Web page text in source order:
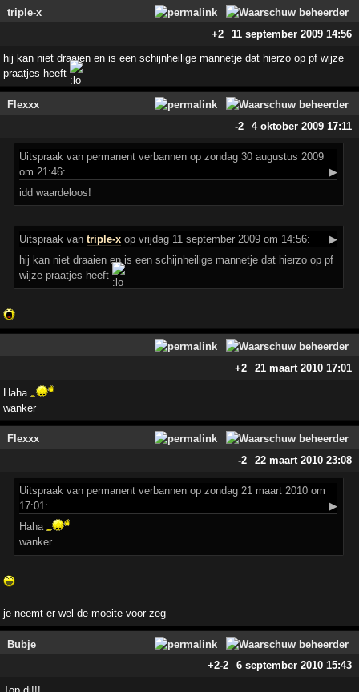
triple-x
+2
11 september 2009 14:56
hij kan niet draaien en is een schijnheilige mannetje dat hierzo op pf wijze
praatjes heeft
Flexxx
-2
4 oktober 2009 17:11
Uitspraak van permanent verbannen op zondag 30 augustus 2009
om 21:46:
▶
idd waardeloos!
Uitspraak vantriple-x op vrijdag 11 september 2009 om 14:56:
▶
hij kan niet draaien en is een schijnheilige mannetje dat hierzo op pf
wijze praatjes heeft
+2 21 maart 2010 17:01
Haha
wanker
Flexxx
-2
22 maart 2010 23:08
Uitspraak van permanent verbannen op zondag 21 maart 2010 om
17:01:
▶
Haha
wanker
je neemt er wel de moeite voor zeg
Bubje
+2-2 6 september 2010 15:43